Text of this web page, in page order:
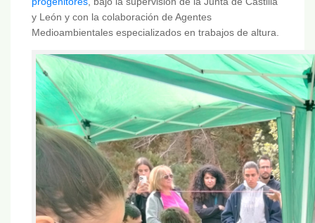
y León y con la colaboración de Agentes
Medioambientales especializados en trabajos de altura.